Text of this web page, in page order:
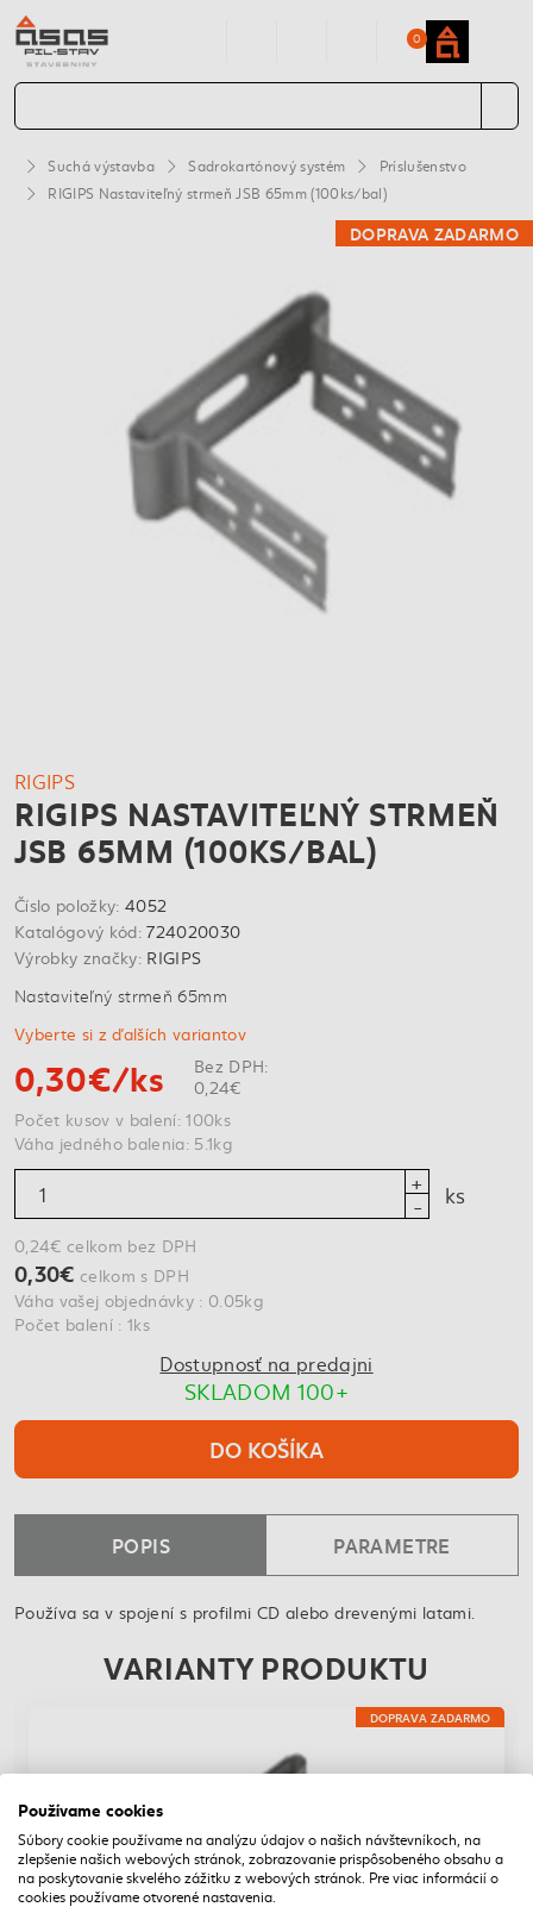
0
Suchá výstavba Sadrokartónový systém
Príslušenstvo
RIGIPS Nastaviteľný strmeň JSB 65mm (100ks/bal)
DOPRAVA ZADARMO
RIGIPS
RIGIPS NASTAVITEĽNÝ STRMEŇ
JSB 65MM (100KS/BAL)
Číslo položky: 4052
Katalógový kód:724020030
Výrobky značky: RIGIPS
Nastaviteľný strmeň 65mm
Vyberte si z ďalších variantov
0,30€/ks
Bez DPH:
0,24€
Počet kusov v balení: 100ks
Váha jedného balenia: 5.1kg
ks
0,24€ celkom bez DPH
0,30€ celkom s DPH
Váha vašej objednávky : 0.05kg
Počet balení : 1ks
Dostupnosť na predajni
SKLADOM 100+
DO KOŠÍKA
POPIS PARAMETRE
Používa sa v spojení s profilmi CD alebo drevenými latami.
VARIANTY PRODUKTU
DOPRAVA ZADARMO
Používame cookies
Súbory cookie používame na analýzu údajov o našich návštevníkoch, na
zlepšenie našich webových stránok, zobrazovanie prispôsobeného obsahu a
na poskytovanie skvelého zážitku z webových stránok. Pre viac informácií o
cookies používame otvorené nastavenia.